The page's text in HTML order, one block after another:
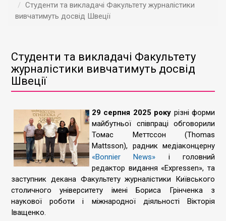
Студенти та викладачі Факультету журналістики
вивчатимуть досвід Швеції
Студенти та викладачі Факультету
журналістики вивчатимуть досвід
Швеції
29 серпня 2025 року різні форми
майбутньої співпраці обговорили
Томас Меттссон (Thomas
Mattsson), радник медіаконцерну
«Bonnier News» і головний
редактор видання «Expressen», та
заступник декана Факультету журналістики Київського
столичного університету імені Бориса Грінченка з
наукової роботи і міжнародної діяльності Вікторія
Іващенко.